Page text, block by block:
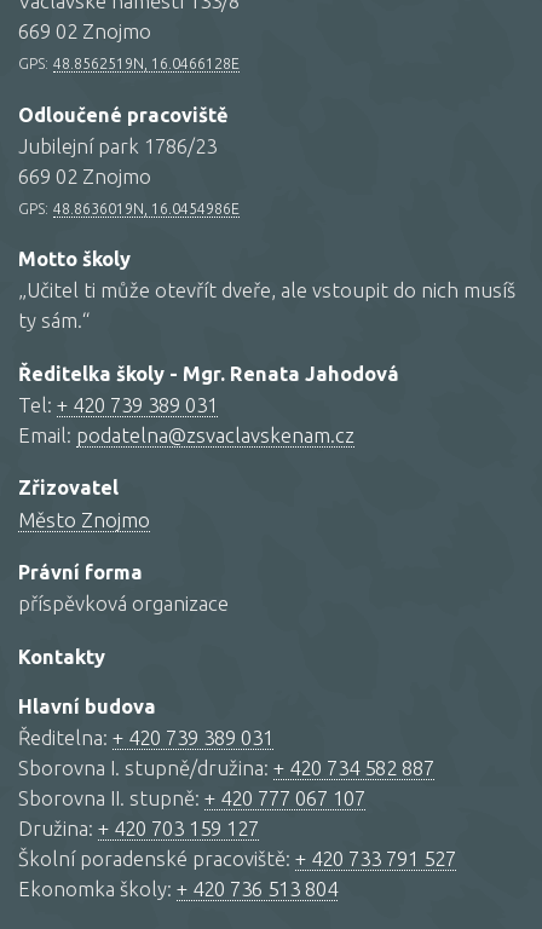
669 02 Znojmo
GPS: 48.8562519N, 16.0466128E
Odloučené pracoviště
Jubilejní park 1786/23
669 02 Znojmo
GPS: 48.8636019N, 16.0454986E
Motto školy
„Učitel ti může otevřít dveře, ale vstoupit do nich musíš
ty sám.“
Ředitelka školy - Mgr. Renata Jahodová
Tel: + 420 739 389 031
Email: podatelna@zsvaclavskenam.cz
Zřizovatel
Město Znojmo
Právní forma
příspěvková organizace
Kontakty
Hlavní budova
Ředitelna: + 420 739 389 031
Sborovna I. stupně/družina: + 420 734 582 887
Sborovna II. stupně: + 420 777 067 107
Družina: + 420 703 159 127
Školní poradenské pracoviště: + 420 733 791 527
Ekonomka školy: + 420 736 513 804